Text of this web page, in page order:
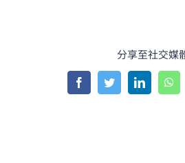
分享至社交媒
FacebookTwitterLinkedIn